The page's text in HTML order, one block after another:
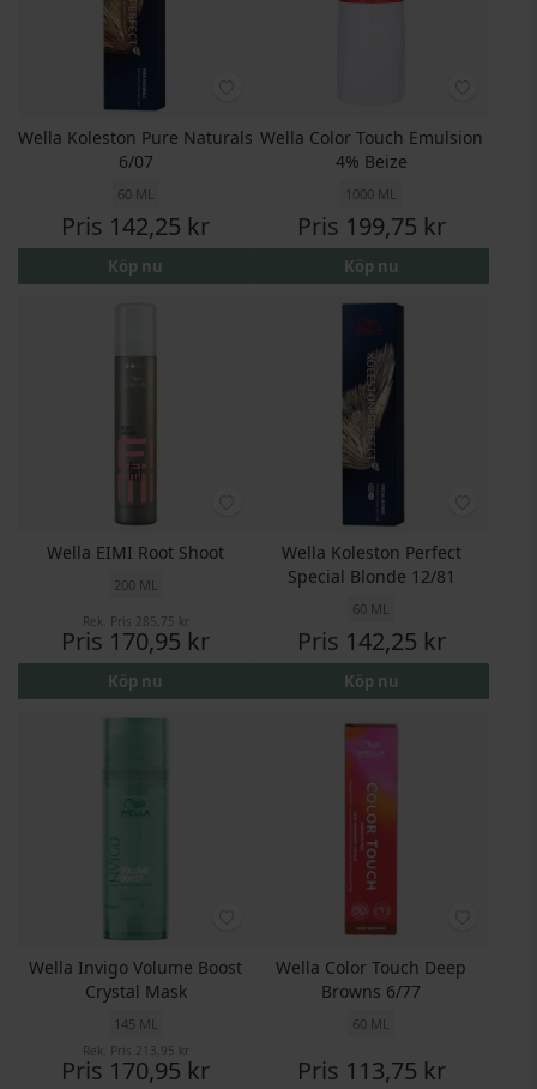
Wella Koleston Pure Naturals
6/07
60 ML
Pris 142,25 kr
Köp nu
Wella Color Touch Emulsion
4% Beize
1000 ML
Pris 199,75 kr
Köp nu
Wella EIMI Root Shoot
200 ML
Rek. Pris 285,75 kr
Pris 170,95 kr
Köp nu
Wella Koleston Perfect
Special Blonde 12/81
60 ML
Pris 142,25 kr
Köp nu
Wella Invigo Volume Boost
Crystal Mask
145 ML
Rek. Pris 213,95 kr
Pris 170,95 kr
Wella Color Touch Deep
Browns 6/77
60 ML
Pris 113,75 kr